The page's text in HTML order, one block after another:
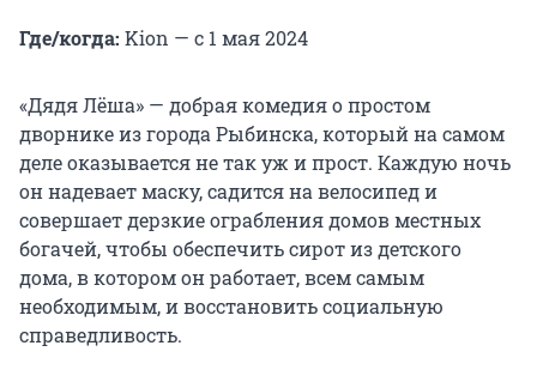
Где/когда: Kion — с 1 мая 2024
«Дядя Лёша» — добрая комедия о простом
дворнике из города Рыбинска, который на самом
деле оказывается не так уж и прост. Каждую ночь
он надевает маску, садится на велосипед и
совершает дерзкие ограбления домов местных
богачей, чтобы обеспечить сирот из детского
дома, в котором он работает, всем самым
необходимым, и восстановить социальную
справедливость.